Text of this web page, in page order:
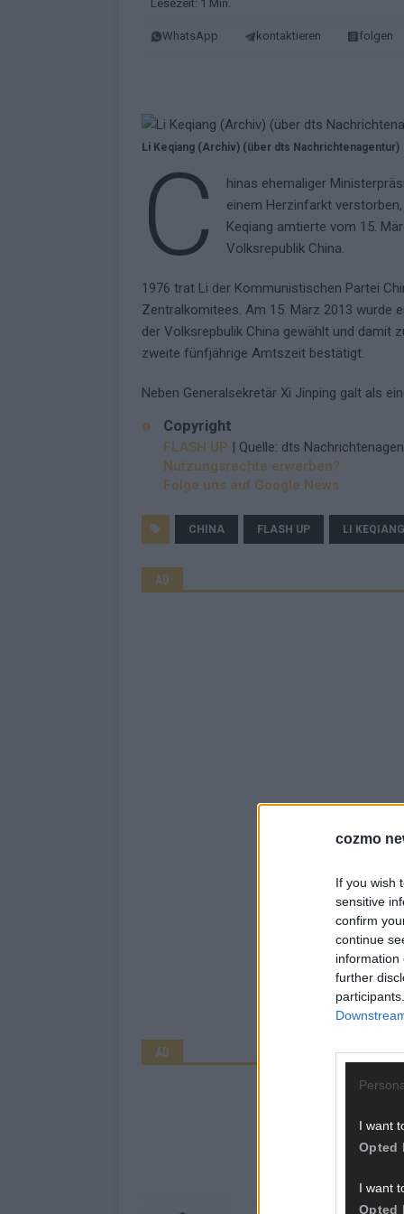
cozmo
If you wish
sensitive
confirm
continue
information
further
I want
Opted
I want
Opted
[ Mai 2026 ] „Douze Points“ – wie
[ Mai 2026 ] ESC-Halbfinale 2: Das
EXTRA
[ Mai 2026 ] DARA gewinnt verdient,
Lesezeit: 1 Min.
WhatsApp kontaktieren folgen
Li Keqiang (Archiv) (über dts Nachrichtenagentur)
C
hinas ehemaliger
einem Herzinfarkt
Keqiang amtierte vom 15.
Volksrepublik China.
1976 trat Li der Kommunistischen Partei
Zentralkomitees. Am 15. März 2013 wurde
der Volksrepbulik China gewählt und damit
zweite fünfjährige Amtszeit bestätigt.
Neben Generalsekretär Xi Jinping galt als
Copyright
FLASH UP | Quelle: dts
Nutzungsrechte erwerben?
Folge uns auf Google News
CHINA FLASH UP LI KEQIANG
AD
AD